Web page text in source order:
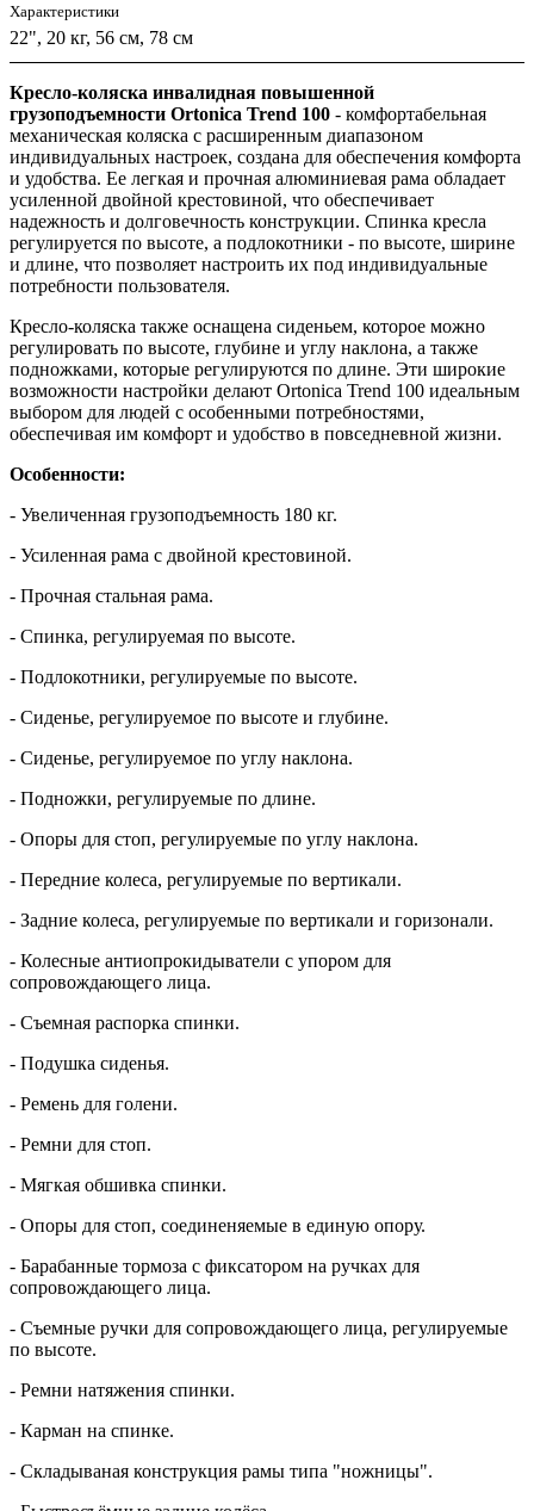
Характеристики
22", 20 кг, 56 см, 78 см
Кресло-коляска инвалидная повышенной
грузоподъемности Ortonica Trend 100 - комфортабельная
механическая коляска с расширенным диапазоном
индивидуальных настроек, создана для обеспечения комфорта
и удобства. Ее легкая и прочная алюминиевая рама обладает
усиленной двойной крестовиной, что обеспечивает
надежность и долговечность конструкции. Спинка кресла
регулируется по высоте, а подлокотники - по высоте, ширине
и длине, что позволяет настроить их под индивидуальные
потребности пользователя.
Кресло-коляска также оснащена сиденьем, которое можно
регулировать по высоте, глубине и углу наклона, а также
подножками, которые регулируются по длине. Эти широкие
возможности настройки делают Ortonica Trend 100 идеальным
выбором для людей с особенными потребностями,
обеспечивая им комфорт и удобство в повседневной жизни.
Особенности:
- Увеличенная грузоподъемность 180 кг.
- Усиленная рама с двойной крестовиной.
- Прочная стальная рама.
- Спинка, регулируемая по высоте.
- Подлокотники, регулируемые по высоте.
- Сиденье, регулируемое по высоте и глубине.
- Сиденье, регулируемое по углу наклона.
- Подножки, регулируемые по длине.
- Опоры для стоп, регулируемые по углу наклона.
- Передние колеса, регулируемые по вертикали.
- Задние колеса, регулируемые по вертикали и горизонали.
- Колесные антиопрокидыватели с упором для
сопровождающего лица.
- Съемная распорка спинки.
- Подушка сиденья.
- Ремень для голени.
- Ремни для стоп.
- Мягкая обшивка спинки.
- Опоры для стоп, соединеняемые в единую опору.
- Барабанные тормоза с фиксатором на ручках для
сопровождающего лица.
- Съемные ручки для сопровождающего лица, регулируемые
по высоте.
- Ремни натяжения спинки.
- Карман на спинке.
- Складываная конструкция рамы типа "ножницы".